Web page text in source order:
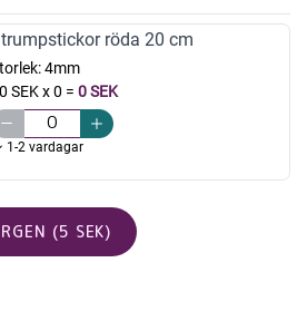
röda 20 cm
4mm
SEK x 0 = 0 SEK
1-2 vardagar
(5 SEK)